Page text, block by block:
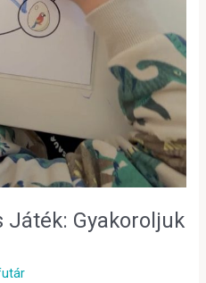
Játék: Gyakoroljuk